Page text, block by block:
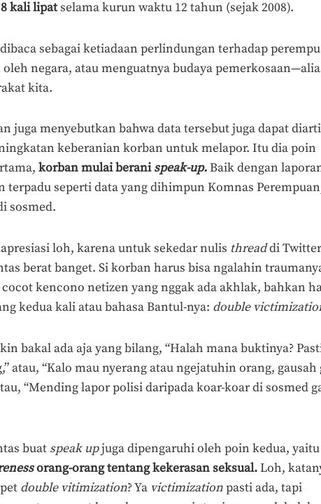
8 kali lipatselama kurun waktu 12 tahun (sejak 2008).
sebagai ketiadaan perlindungan terhadap
negara, atau menguatnya budaya
kita.
juga menyebutkan bahwa data tersebut juga dapat
keberanian korban untuk melapor. Itu dia poin
korban mulai beranispeak-up.Baik dengan
terpadu seperti data yang dihimpun Komnas
sosmed.
loh, karena untuk sekedar nulis threaddi Twitter
berat banget. Si korban harus bisa ngalahin
kencono netizen yang nggak ada akhlak, bahkan
kedua kali atau bahasa Bantul-nya: double
bakal ada aja yang bilang, “Halah mana buktinya?
atau, “Kalo mau nyerang atau ngejatuhin orang,
“Mending lapor polisi daripada koar-koar di sosmed
buat speak upjuga dipengaruhi oleh poin kedua, yaitu
orang-orang tentang kekerasan seksual.Loh,
double vitimization? Ya victimizationpasti ada, tapi